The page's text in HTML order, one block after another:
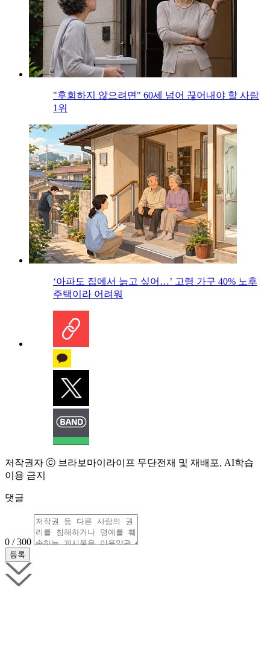
"후회하지 않으려면" 60세 넘어 끊어내야 할 사람
1위
‘아파도 집에서 늙고 싶어…’ 고령 가구 40% 노후
주택이라 어려워
저작권자 ⓒ 브라보마이라이프 무단전재 및 재배포, AI학습
이용 금지
댓글
0 / 300